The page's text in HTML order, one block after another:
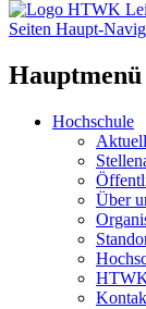
Seiten Haupt-
Hauptmenü
Hochschule
Über